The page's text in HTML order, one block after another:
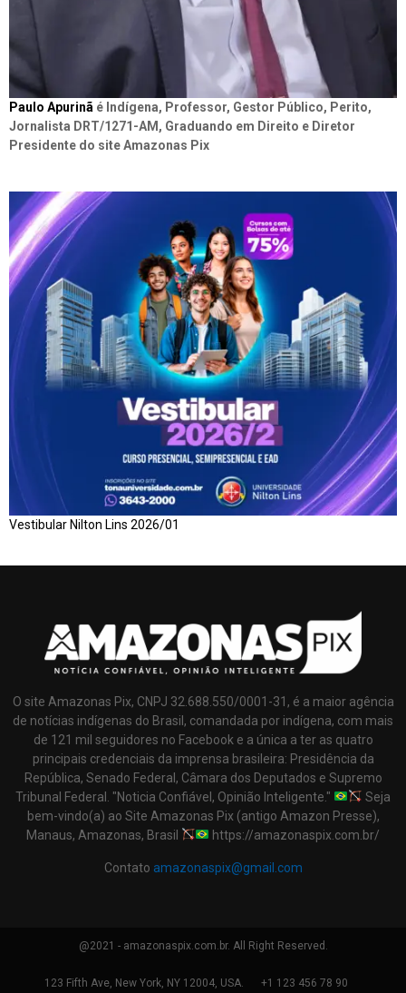
Paulo Apurinã é Indígena, Professor, Gestor Público, Perito,
Jornalista DRT/1271-AM, Graduando em Direito e Diretor
Presidente do site Amazonas Pix
Vestibular Nilton Lins 2026/01
O site Amazonas Pix, CNPJ 32.688.550/0001-31, é a maior agência
de notícias indígenas do Brasil, comandada por indígena, com mais
de 121 mil seguidores no Facebook e a única a ter as quatro
principais credenciais da imprensa brasileira: Presidência da
República, Senado Federal, Câmara dos Deputados e Supremo
Tribunal Federal. "Noticia Confiável, Opinião Inteligente."
Seja
bem-vindo(a) ao Site Amazonas Pix (antigo Amazon Presse),
Manaus, Amazonas, Brasil
https://amazonaspix.com.br/
Contato amazonaspix@gmail.com
@2021 - amazonaspix.com.br. All Right Reserved.
123 Fifth Ave, New York, NY 12004, USA. +1 123 456 78 90